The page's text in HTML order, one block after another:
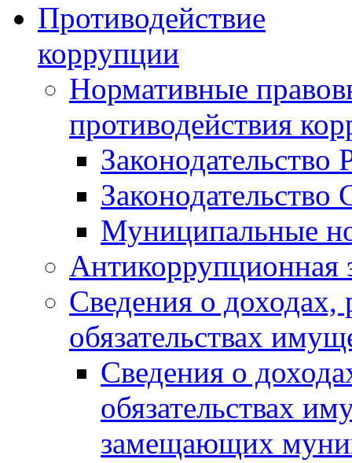
Противодействие
коррупции
Нормативные
противодействия
Законодательство
Муниципальные
Антикоррупционная
Сведения о доходах,
обязательствах
Сведения о
обязательствах
замещающих